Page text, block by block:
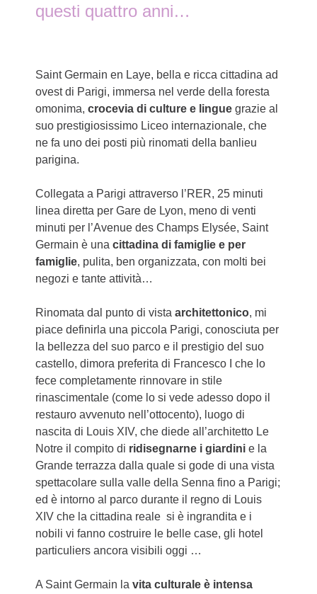
questi quattro anni…
Saint Germain en Laye, bella e ricca cittadina ad
ovest di Parigi, immersa nel verde della foresta
omonima,crocevia di culture e lingue grazie al
suo prestigiosissimo Liceo internazionale, che
ne fa uno dei posti più rinomati della banlieu
parigina.
Collegata a Parigi attraverso l’RER, 25 minuti
linea diretta per Gare de Lyon, meno di venti
minuti per l’Avenue des Champs Elysée, Saint
Germain è unacittadina di famiglie e per
famiglie, pulita, ben organizzata, con molti bei
negozi e tante attività…
Rinomata dal punto di vistaarchitettonico, mi
piace definirla una piccola Parigi, conosciuta per
la bellezza del suo parco e il prestigio del suo
castello, dimora preferita di Francesco I che lo
fece completamente rinnovare in stile
rinascimentale (come lo si vede adesso dopo il
restauro avvenuto nell’ottocento), luogo di
nascita di Louis XIV, che diede all’architetto Le
Notre il compito di ridisegnarne i giardini e la
Grande terrazza dalla quale si gode di una vista
spettacolare sulla valle della Senna fino a Parigi;
ed è intorno al parco durante il regno di Louis
XIV che la cittadina reale si è ingrandita e i
nobili vi fanno costruire le belle case, gli hotel
particuliers ancora visibili oggi …
A Saint Germain lavita culturale è intensa